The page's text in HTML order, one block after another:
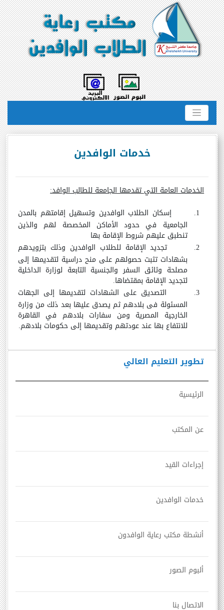
تطوير التعليم العالي
الرئيسية
عن المكتب
إجراءات القيد
خدمات الوافدين
أنشطة مكتب رعاية الوافدون
ألبوم الصور
الاتصال بنا
خدمات الوافدين
الخدمات العامة التي تقدمها الجامعة للطالب الوافد:
1.
إسكان الطلاب الوافدين وتسهيل إقامتهم بالمدن
الجامعية في حدود الأماكن المخصصة لهم والذين
تنطبق عليهم شروط الإقامة بها
2.
تجديد الإقامة للطلاب الوافدين وذلك بتزويدهم
بشهادات تثبت حصولهم على منح دراسية لتقديمها إلى
مصلحة وثائق السفر والجنسية التابعة لوزارة الداخلية
لتجديد الإقامة بمقتضاها.
3.
التصديق على الشهادات لتقديمها إلى الجهات
المسئولة فى بلادهم ثم يصدق عليها بعد ذلك من وزارة
الخارجية المصرية ومن سفارات بلادهم في القاهرة
للانتفاع بها عند عودتهم وتقديمها إلى حكومات بلادهم.